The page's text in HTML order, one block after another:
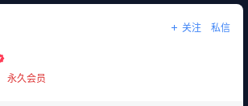
关注 私信
永久会员